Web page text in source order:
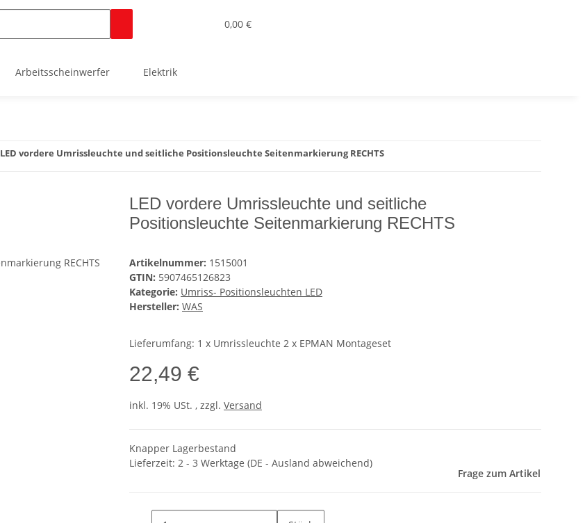
0,00 €
Arbeitsscheinwerfer Elektrik
LED vordere Umrissleuchte und seitliche Positionsleuchte Seitenmarkierung RECHTS
LED vordere Umrissleuchte und seitliche
Positionsleuchte Seitenmarkierung RECHTS
Artikelnummer: 1515001
GTIN: 5907465126823
Kategorie: Umriss- Positionsleuchten LED
Hersteller: WAS
Lieferumfang: 1 x Umrissleuchte 2 x EPMAN Montageset
22,49 €
inkl. 19% USt. , zzgl. Versand
Knapper Lagerbestand
Lieferzeit: 2 - 3 Werktage (DE - Ausland abweichend)
Frage zum Artikel